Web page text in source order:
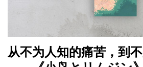
从不为人知的痛苦，到